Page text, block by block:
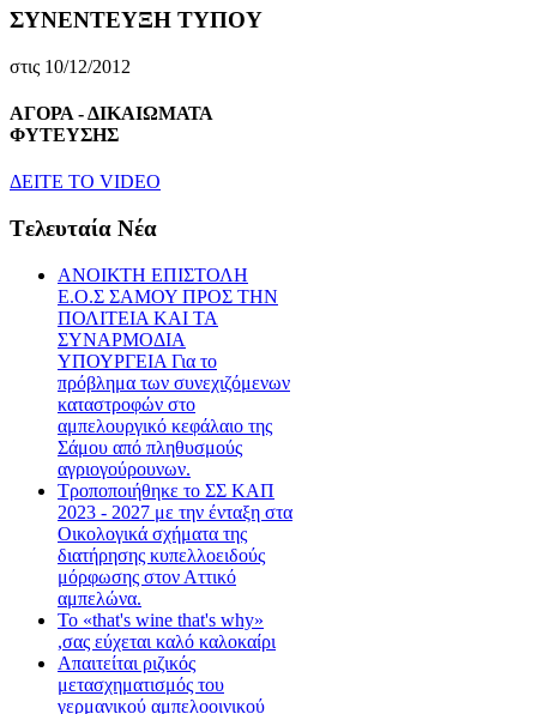
ΣΥΝΕΝΤΕΥΞΗ ΤΥΠΟΥ
στις 10/12/2012
ΑΓΟΡΑ - ΔΙΚΑΙΩΜΑΤΑ
ΦΥΤΕΥΣΗΣ
ΔEITE TO VIDEO
Tελευταία Nέα
ΑΝΟΙΚΤΗ ΕΠΙΣΤΟΛΗ
Ε.Ο.Σ ΣΑΜΟΥ ΠΡΟΣ ΤΗΝ
ΠΟΛΙΤΕΙΑ ΚΑΙ ΤΑ
ΣΥΝΑΡΜΟΔΙΑ
ΥΠΟΥΡΓΕΙΑ Για το
πρόβλημα των συνεχιζόμενων
καταστροφών στο
αμπελουργικό κεφάλαιο της
Σάμου από πληθυσμούς
αγριογούρουνων.
Τροποποιήθηκε το ΣΣ ΚΑΠ
2023 - 2027 με την ένταξη στα
Οικολογικά σχήματα της
διατήρησης κυπελλοειδούς
μόρφωσης στον Αττικό
αμπελώνα.
Το «that's wine that's why»
,σας εύχεται καλό καλοκαίρι
Απαιτείται ριζικός
μετασχηματισμός του
γερμανικού αμπελοοινικού